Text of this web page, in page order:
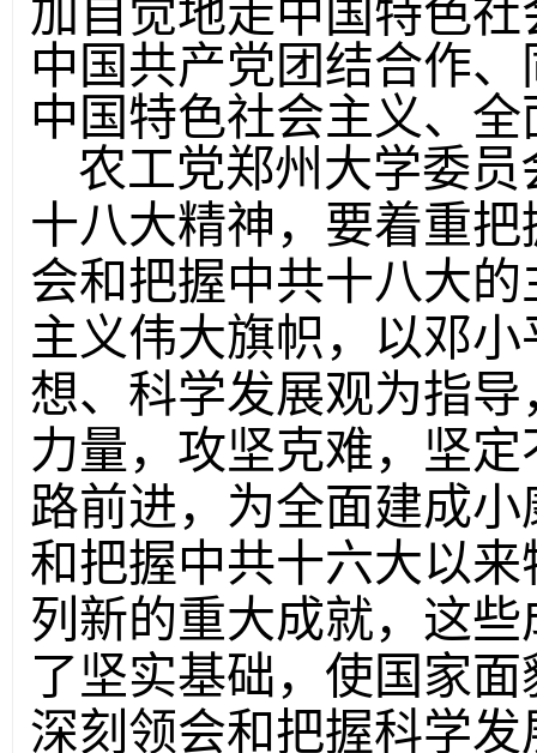
加自觉地走中国特色
中国共产党团结合作
中国特色社会主义、
农工党郑州大学委员
十八大精神，要着重
会和把握中共十八大
主义伟大旗帜，以邓
想、科学发展观为指
力量，攻坚克难，坚
路前进，为全面建成
和把握中共十六大以
列新的重大成就，这
了坚实基础，使国家
深刻领会和把握科学